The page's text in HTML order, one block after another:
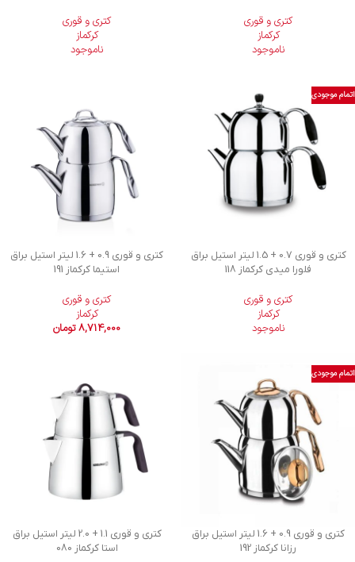
کتری و قوری
کرکماز
ناموجود
کتری و قوری
کرکماز
ناموجود
اتمام موجودی
کتری و قوری 0.7 + 1.5 لیتر استیل براق
فلورا میدی کرکماز 118
کتری و قوری
کرکماز
ناموجود
کتری و قوری 0.9 + 1.6 لیتر استیل براق
استیما کرکماز 191
کتری و قوری
کرکماز
8,714,000 تومان
اتمام موجودی
کتری و قوری 0.9 + 1.6 لیتر استیل براق
رزانا کرکماز 192
کتری و قوری 1.1 + 2.0 لیتر استیل براق
استا کرکماز 080